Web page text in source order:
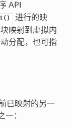
API
进行的映
映射到虚拟内
分配，也可指
已映射的另一
一：